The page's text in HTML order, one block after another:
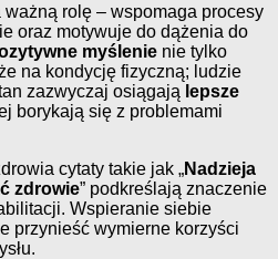
rolę – wspomaga procesy
oraz motywuje do dążenia do
myślenie nie tylko
na kondycję fizyczną; ludzie
zazwyczaj osiągają lepsze
borykają się z problemami
cytaty takie jak „Nadzieja
zdrowie” podkreślają znaczenie
Wspieranie siebie
przynieść wymierne korzyści